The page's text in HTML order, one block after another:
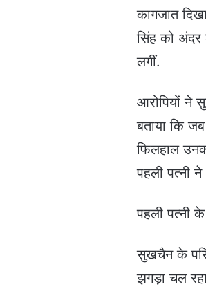
कागजात
सिंह को अंदर
लगीं.
आरोपियों ने
बताया कि
फिलहाल
पहली पत्नी
पहली पत्नी
सुखचैन के
झगड़ा चल